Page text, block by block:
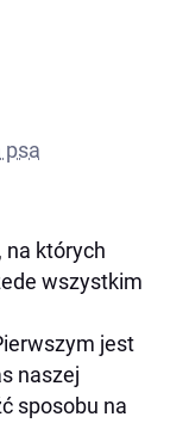
psa
na których
wszystkim
jest
naszej
sposobu na